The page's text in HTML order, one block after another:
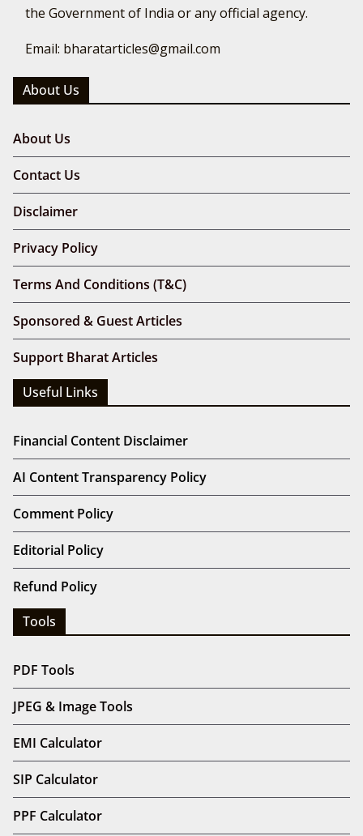
the Government of India or any official agency.
Email: bharatarticles@gmail.com
About Us
About Us
Contact Us
Disclaimer
Privacy Policy
Terms And Conditions (T&C)
Sponsored & Guest Articles
Support Bharat Articles
Useful Links
Financial Content Disclaimer
AI Content Transparency Policy
Comment Policy
Editorial Policy
Refund Policy
Tools
PDF Tools
JPEG & Image Tools
EMI Calculator
SIP Calculator
PPF Calculator